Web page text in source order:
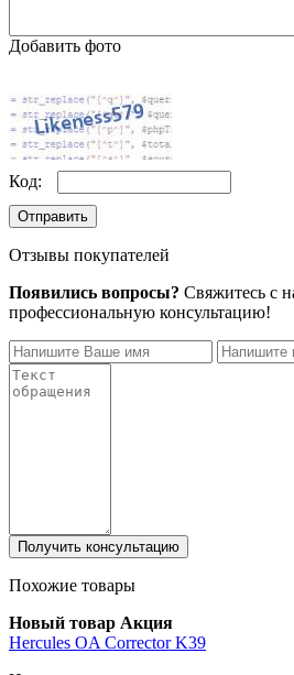
Добавить фото
Код:
Отправить
Отзывы покупателей
Появились вопросы? Свяжитесь с
профессиональную консультацию!
Получить консультацию
Похожие товары
Новый товар Акция
Hercules OA Corrector K39